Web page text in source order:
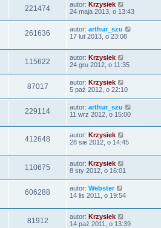
221474 autor: Krzysiek
24 maja 2013, o 13:43
261636 autor: arthur_szu
17 lut 2013, o 23:08
115622 autor: Krzysiek
24 gru 2012, o 11:35
87017 autor: Krzysiek
5 paź 2012, o 22:10
229114 autor: arthur_szu
11 wrz 2012, o 15:00
412648 autor: Krzysiek
28 sie 2012, o 14:45
110675 autor: Krzysiek
8 sty 2012, o 16:01
606288 autor: Webster
14 lis 2011, o 19:54
81912 autor: Krzysiek
14 paź 2011, o 13:39